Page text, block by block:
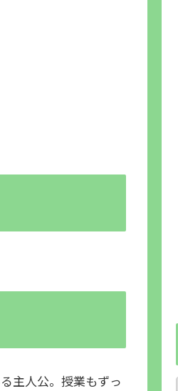
主人公。授業もずっ